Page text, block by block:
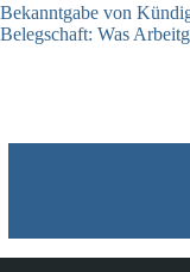
Bekanntgabe von
Belegschaft: Was